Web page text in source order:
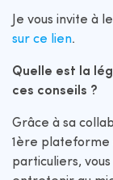
Je vous invite à
sur ce lien.
Quelle est la
ces conseils ?
Grâce à sa
1ère plateforme
particuliers,